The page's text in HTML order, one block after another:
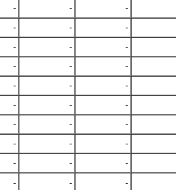
- - -
- - -
- - -
- - -
- - -
- - -
- - -
- - -
- - -
- - -